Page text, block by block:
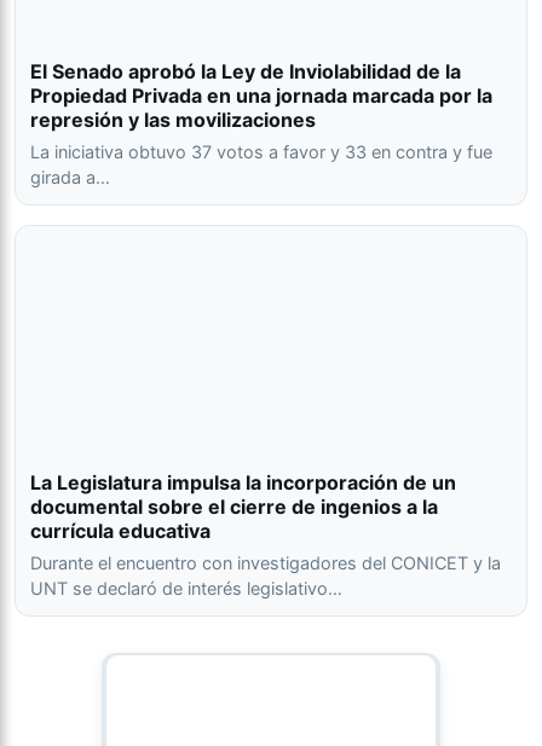
El Senado aprobó la Ley de Inviolabilidad de la
Propiedad Privada en una jornada marcada por la
represión y las movilizaciones
La iniciativa obtuvo 37 votos a favor y 33 en contra y fue
girada a…
La Legislatura impulsa la incorporación de un
documental sobre el cierre de ingenios a la
currícula educativa
Durante el encuentro con investigadores del CONICET y la
UNT se declaró de interés legislativo…